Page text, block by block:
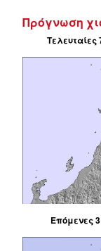
Πρόγνωση
Τελευταίες
Επόμενες